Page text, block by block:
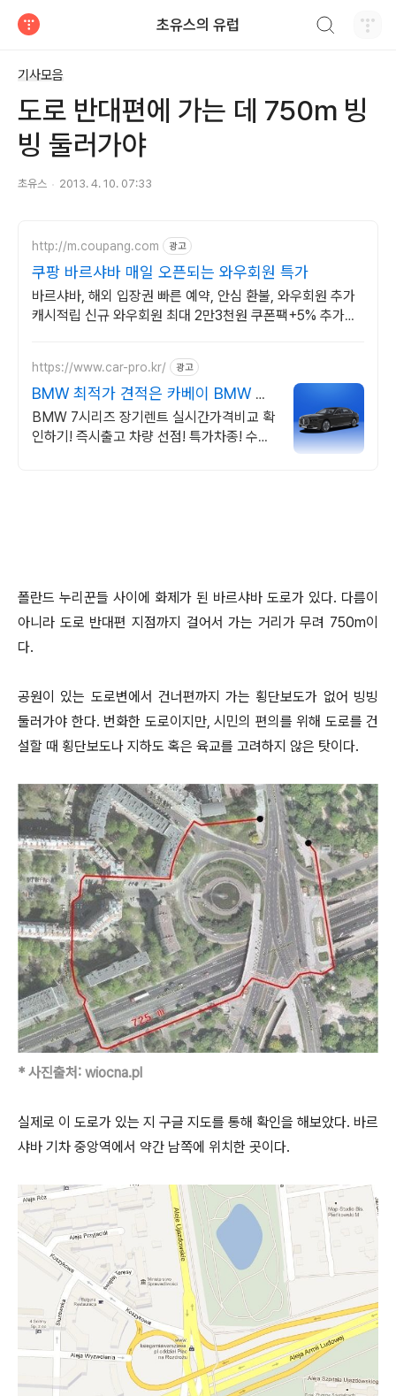
초유스의 유럽
기사모음
도로 반대편에 가는 데 750m 빙
빙 둘러가야
초유스 2013. 4. 10. 07:33
http://m.coupang.com 광고
쿠팡 바르샤바 매일 오픈되는 와우회원 특가
바르샤바, 해외 입장권 빠른 예약, 안심 환불, 와우회원 추가
캐시적립 신규 와우회원 최대 2만3천원 쿠폰팩+5% 추가적
https://www.car-pro.kr/ 광고
BMW 최적가 견적은 카베이 BMW 특
가차량 무료견적
BMW 7시리즈 장기렌트 실시간가격비교 확
인하기! 즉시출고 차량 선점! 특가차종! 수입
폴란드 누리꾼들 사이에 화제가 된 바르샤바 도로가 있다. 다름이
아니라 도로 반대편 지점까지 걸어서 가는 거리가 무려 750m이
다.
공원이 있는 도로변에서 건너편까지 가는 횡단보도가 없어 빙빙
둘러가야 한다. 번화한 도로이지만, 시민의 편의를 위해 도로를 건
설할 때 횡단보도나 지하도 혹은 육교를 고려하지 않은 탓이다.
* 사진출처: wiocna.pl
실제로 이 도로가 있는 지 구글 지도를 통해 확인을 해보았다. 바르
샤바 기차 중앙역에서 약간 남쪽에 위치한 곳이다.